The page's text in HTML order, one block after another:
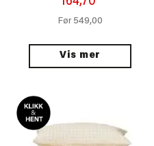
Før 549,00
Vis mer